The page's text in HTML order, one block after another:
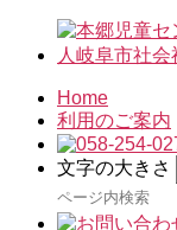
Home
利用のご案内
文字の大きさ
検
索